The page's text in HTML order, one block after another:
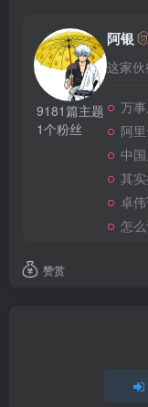
9181篇主题
1个粉丝
阿银
这家
万事
阿
中
其实挺
卓
怎么
赞赏